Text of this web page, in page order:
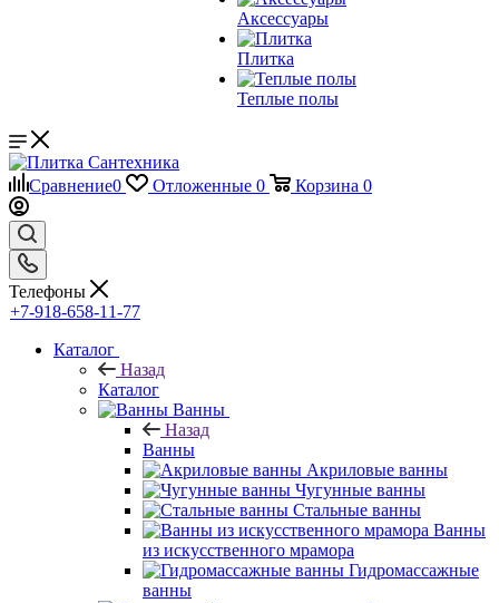
Аксессуары
Плитка
Теплые полы
Сравнение0 Отложенные 0 Корзина 0
Телефоны
+7-918-658-11-77
Каталог
Назад
Каталог
Ванны
Назад
Ванны
Акриловые ванны
Чугунные ванны
Стальные ванны
Ванны
из искусственного мрамора
Гидромассажные
ванны